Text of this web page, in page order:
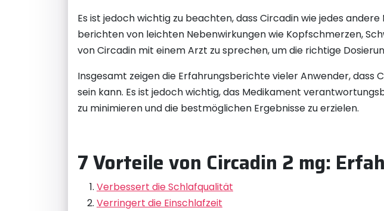
Es ist jedoch wichtig zu beachten, dass Circadin wie jedes
berichten von leichten Nebenwirkungen wie Kopfschmerzen,
von Circadin mit einem Arzt zu sprechen, um die richtige
Insgesamt zeigen die Erfahrungsberichte vieler Anwender, dass
sein kann. Es ist jedoch wichtig, das Medikament
zu minimieren und die bestmöglichen Ergebnisse zu erzielen.
7 Vorteile von Circadin 2 mg:
Verbessert die Schlafqualität
Verringert die Einschlafzeit